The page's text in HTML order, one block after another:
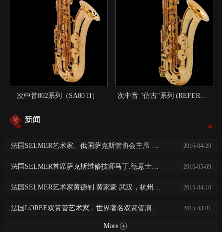
次中音802系列（SA80 II）
新闻
2016-04-29
法国SELMER首席萨克斯维修技师马丁.德意士免费乐器保养维修服务 2016-05-09
2015-04-10
法国LOREE双簧管艺术家，世界著名双簧管演奏家阿历克斯·克莱恩广州，西安，济南音乐会及大师班 2015-03-01
More